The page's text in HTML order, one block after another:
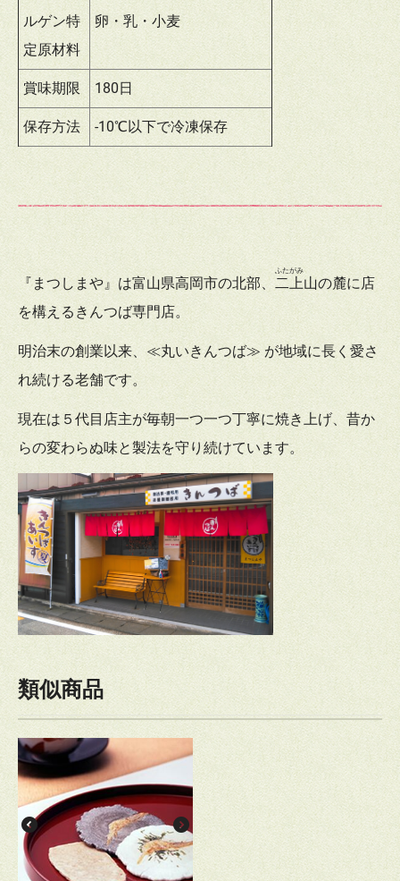
ルゲン特
定原材料
卵・乳・小麦
賞味期限 180日
保存方法 -10℃以下で冷凍保存
『まつしまや』は富山県高岡市の北部、二上
ふたがみ
山の麓に店
を構えるきんつば専門店。
明治末の創業以来、≪丸いきんつば≫ が地域に長く愛さ
れ続ける老舗です。
現在は５代目店主が毎朝一つ一つ丁寧に焼き上げ、昔か
らの変わらぬ味と製法を守り続けています。
類似商品